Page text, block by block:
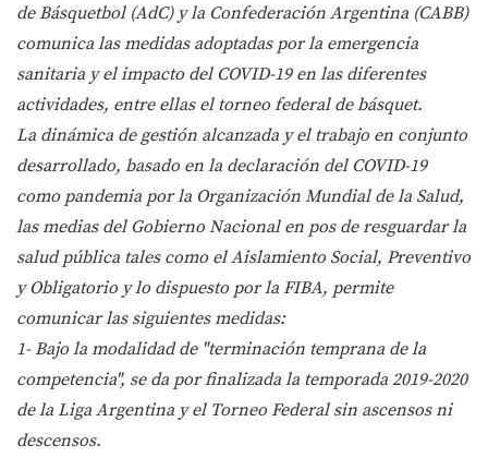
de Básquetbol (AdC) y la Confederación Argentina (CABB)
comunica las medidas adoptadas por la emergencia
sanitaria y el impacto del COVID-19 en las diferentes
actividades, entre ellas el torneo federal de básquet.
La dinámica de gestión alcanzada y el trabajo en conjunto
desarrollado, basado en la declaración del COVID-19
como pandemia por la Organización Mundial de la Salud,
las medias del Gobierno Nacional en pos de resguardar la
salud pública tales como el Aislamiento Social, Preventivo
y Obligatorio y lo dispuesto por la FIBA, permite
comunicar las siguientes medidas:
1- Bajo la modalidad de "terminación temprana de la
competencia", se da por finalizada la temporada 2019-2020
de la Liga Argentina y el Torneo Federal sin ascensos ni
descensos.